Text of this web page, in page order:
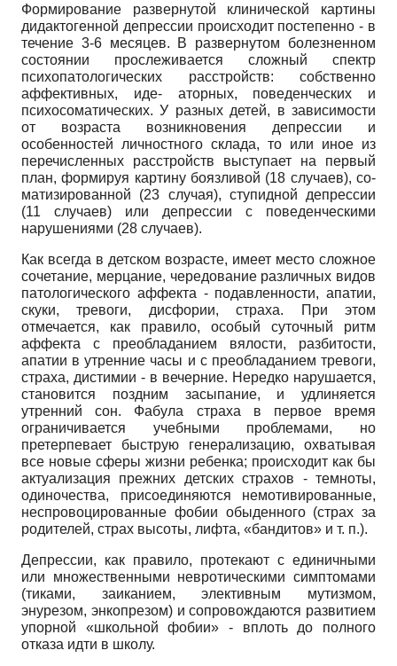
Формирование развернутой клинической картины
дидактогенной депрессии происходит постепенно - в
течение 3-6 месяцев. В развернутом болезненном
состоянии прослеживается сложный спектр
психопатологических расстройств: собственно
аффективных, иде- аторных, поведенческих и
психосоматических. У разных детей, в зависимости
от возраста возникновения депрессии и
особенностей личностного склада, то или иное из
перечисленных расстройств выступает на первый
план, формируя картину боязливой (18 случаев), со-
матизированной (23 случая), ступидной депрессии
(11 случаев) или депрессии с поведенческими
нарушениями (28 случаев).
Как всегда в детском возрасте, имеет место сложное
сочетание, мерцание, чередование различных видов
патологического аффекта - подавленности, апатии,
скуки, тревоги, дисфо­рии, страха. При этом
отмечается, как правило, особый суточный ритм
аффекта с преобладанием вялости, разбитости,
апатии в утренние часы и с преобладанием тревоги,
страха, дистимии - в вечерние. Нередко нарушается,
становится поздним засыпание, и удлиняется
утренний сон. Фабула страха в первое время
ограничивается учебными проблемами, но
претерпевает быструю генерализацию, охватывая
все новые сферы жизни ребенка; происходит как бы
актуализация прежних детских страхов - темноты,
одиночества, присоединяются немотивированные,
неспровоцированные фобии обыденного (страх за
родителей, страх высоты, лифта, «бандитов» и т. п.).
Депрессии, как правило, протекают с единичными
или множественными невротическими симптомами
(тиками, заиканием, элективным мутизмом,
энурезом, энкопрезом) и сопровождаются развитием
упорной «школьной фобии» - вплоть до полного
отказа идти в школу.